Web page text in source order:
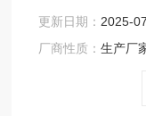
家和地区的用户的
更新日期： 2025-
厂商性质：生产厂